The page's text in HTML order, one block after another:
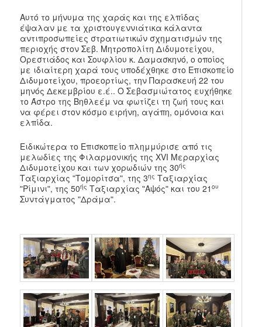
Αυτό το μήνυμα της χαράς και της ελπίδας
έψαλαν με τα χριστουγεννιάτικα κάλαντα
αντιπροσωπείες στρατιωτικών σχηματισμών της
περιοχής στον Σεβ. Μητροπολίτη Διδυμοτείχου,
Ορεστιάδος και Σουφλίου κ. Δαμασκηνό, ο οποίος
με ιδιαίτερη χαρά τους υποδέχθηκε στο Επισκοπείο
Διδυμοτείχου, προεορτίως, την Παρασκευή 22 του
μηνός Δεκεμβρίου ε.έ.. Ο Σεβασμιώτατος ευχήθηκε
το Άστρο της Βηθλεέμ να φωτίζει τη ζωή τους και
να φέρει στον κόσμο ειρήνη, αγάπη, ομόνοια και
ελπίδα.
Ειδικώτερα το Επισκοπείο πλημμύρισε από τις
μελωδίες της Φιλαρμονικής της XVI Μεραρχίας
Διδυμοτείχου και των χορωδιών της 30ής
Ταξιαρχίας ʺΤομορίτσαʺ, της 3ης Ταξιαρχίας
ʺΡίμινιʺ, της 50ής Ταξιαρχίας ʺΑψόςʺ και του 21ου
Συντάγματος ʺΔράμαʺ.